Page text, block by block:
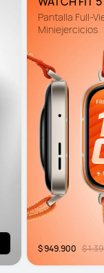
Pantalla Full-
Miniejercicios
$ 949.900 $